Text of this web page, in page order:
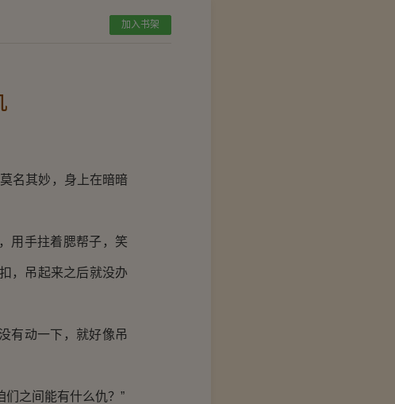
加入书架
名其妙，身上在暗暗
用手拄着腮帮子，笑
，吊起来之后就没办
有动一下，就好像吊
之间能有什么仇？”